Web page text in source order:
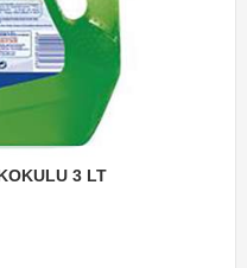
3 LT